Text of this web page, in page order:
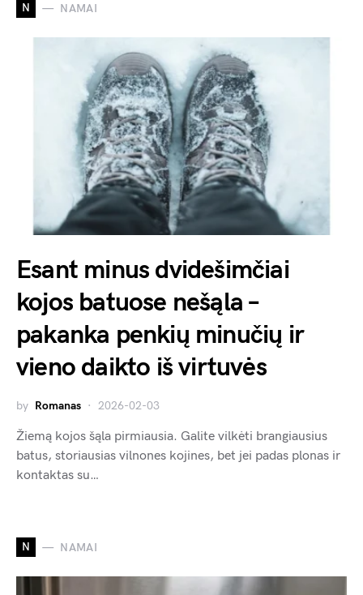
N NAMAI
Esant minus dvidešimčiai
kojos batuose nešąla –
pakanka penkių minučių ir
vieno daikto iš virtuvės
by Romanas 2026-02-03
Žiemą kojos šąla pirmiausia. Galite vilkėti brangiausius
batus, storiausias vilnones kojines, bet jei padas plonas ir
kontaktas su…
N NAMAI